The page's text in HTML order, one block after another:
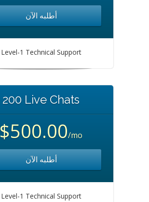
أطلبه الآن
Level-1 Technical Support
200 Live Chats
$500.00/mo
أطلبه الآن
Level-1 Technical Support